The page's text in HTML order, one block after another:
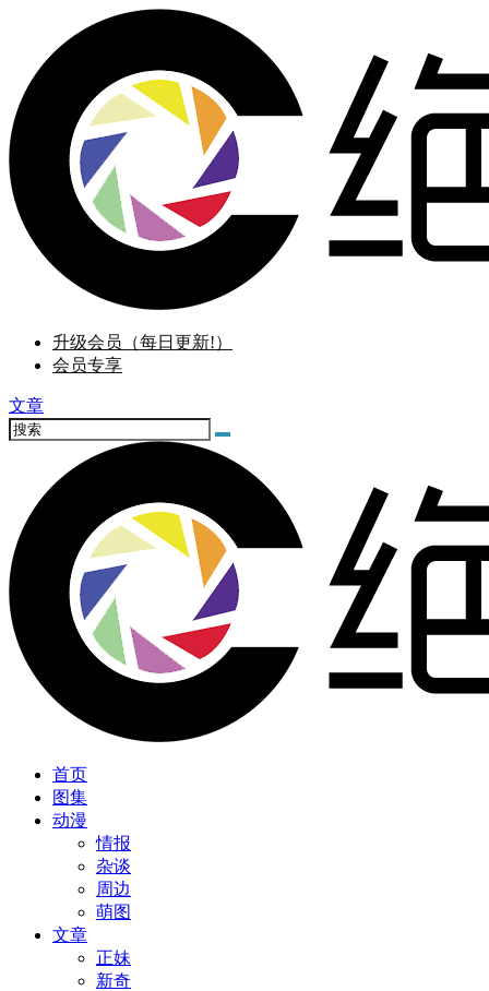
升级会员（每日更新!）
会员专享
文章
首页
图集
动漫
情报
杂谈
周边
萌图
文章
正妹
新奇